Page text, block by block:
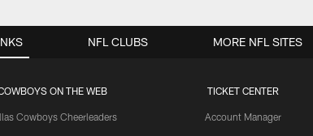
ON THE WEB
Cowboys Cheerleaders
TICKET CENTER
Account Manager
NFL CLUBS MORE NFL SITES